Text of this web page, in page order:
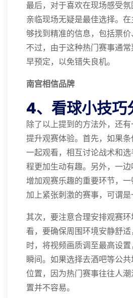
最后，对于喜欢在现场感受
亲临现场无疑是最佳选择。
够找到精准的信息，包括票价
不过，由于这种热门赛事通
早预定，以免错失良机。
南宫相信品牌
4、看球小技巧
除了以上提到的方法外，还
提升观赛体验。首先，如果
一起观看，相互讨论战术和
程更加生动有趣。另外，一
增加观赛乐趣的重要环节，一
加上紧张刺激的赛事，可谓是
其次，要注意合理安排观赛
看，要确保周围环境安静舒适
时，将视频画质调至最高设
瞬间。如果选择去酒吧等公
位置，因为热门赛事往往人
置并不容易。